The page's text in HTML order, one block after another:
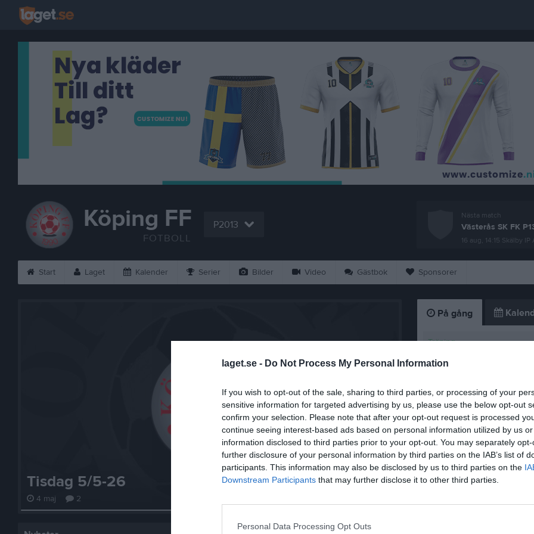
laget.se - Do Not Process My Personal Information
If you wish to opt-out of the sale, sharing to third parties, or processing of your
sensitive information for targeted advertising by us, please use the below opt-out
confirm your selection. Please note that after your opt-out request is processed
continue seeing interest-based ads based on personal information utilized by us
information disclosed to third parties prior to your opt-out. You may separately
further disclosure of your personal information by third parties on the IAB’s list of
participants. This information may also be disclosed by us to third parties on the
Downstream Participants that may further disclose it to other third parties.
Personal Data Processing Opt Outs
Köping FF
FOTBOLL
P2013
Nästa match
Västerås SK FK
16 aug, 14:15 Skälby IP
Start Laget Kalender Serier Bilder Video Gästbok Sponsorer
Tisdag 5/5-26
4 maj 2
Höstsäsongen
På gång
Träning
Träning
Västerås SK FK P13 Blå 2
(borta)
Träning